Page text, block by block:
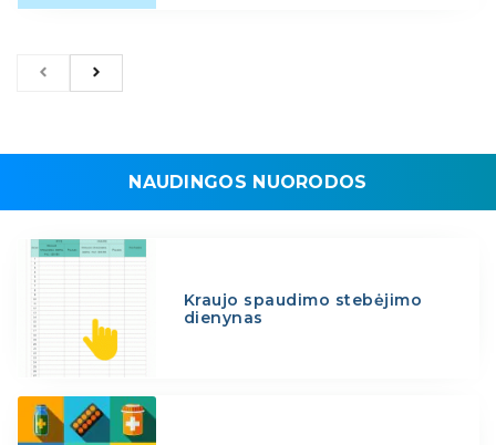
NAUDINGOS NUORODOS
Kraujo spaudimo stebėjimo
dienynas